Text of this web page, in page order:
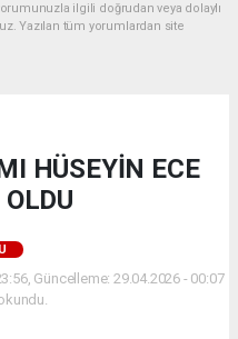
ilgili doğrudan veya dolaylı
Yazılan tüm yorumlardan site
HÜSEYİN ECE
Güncelleme: 29.04.2026 - 00:07